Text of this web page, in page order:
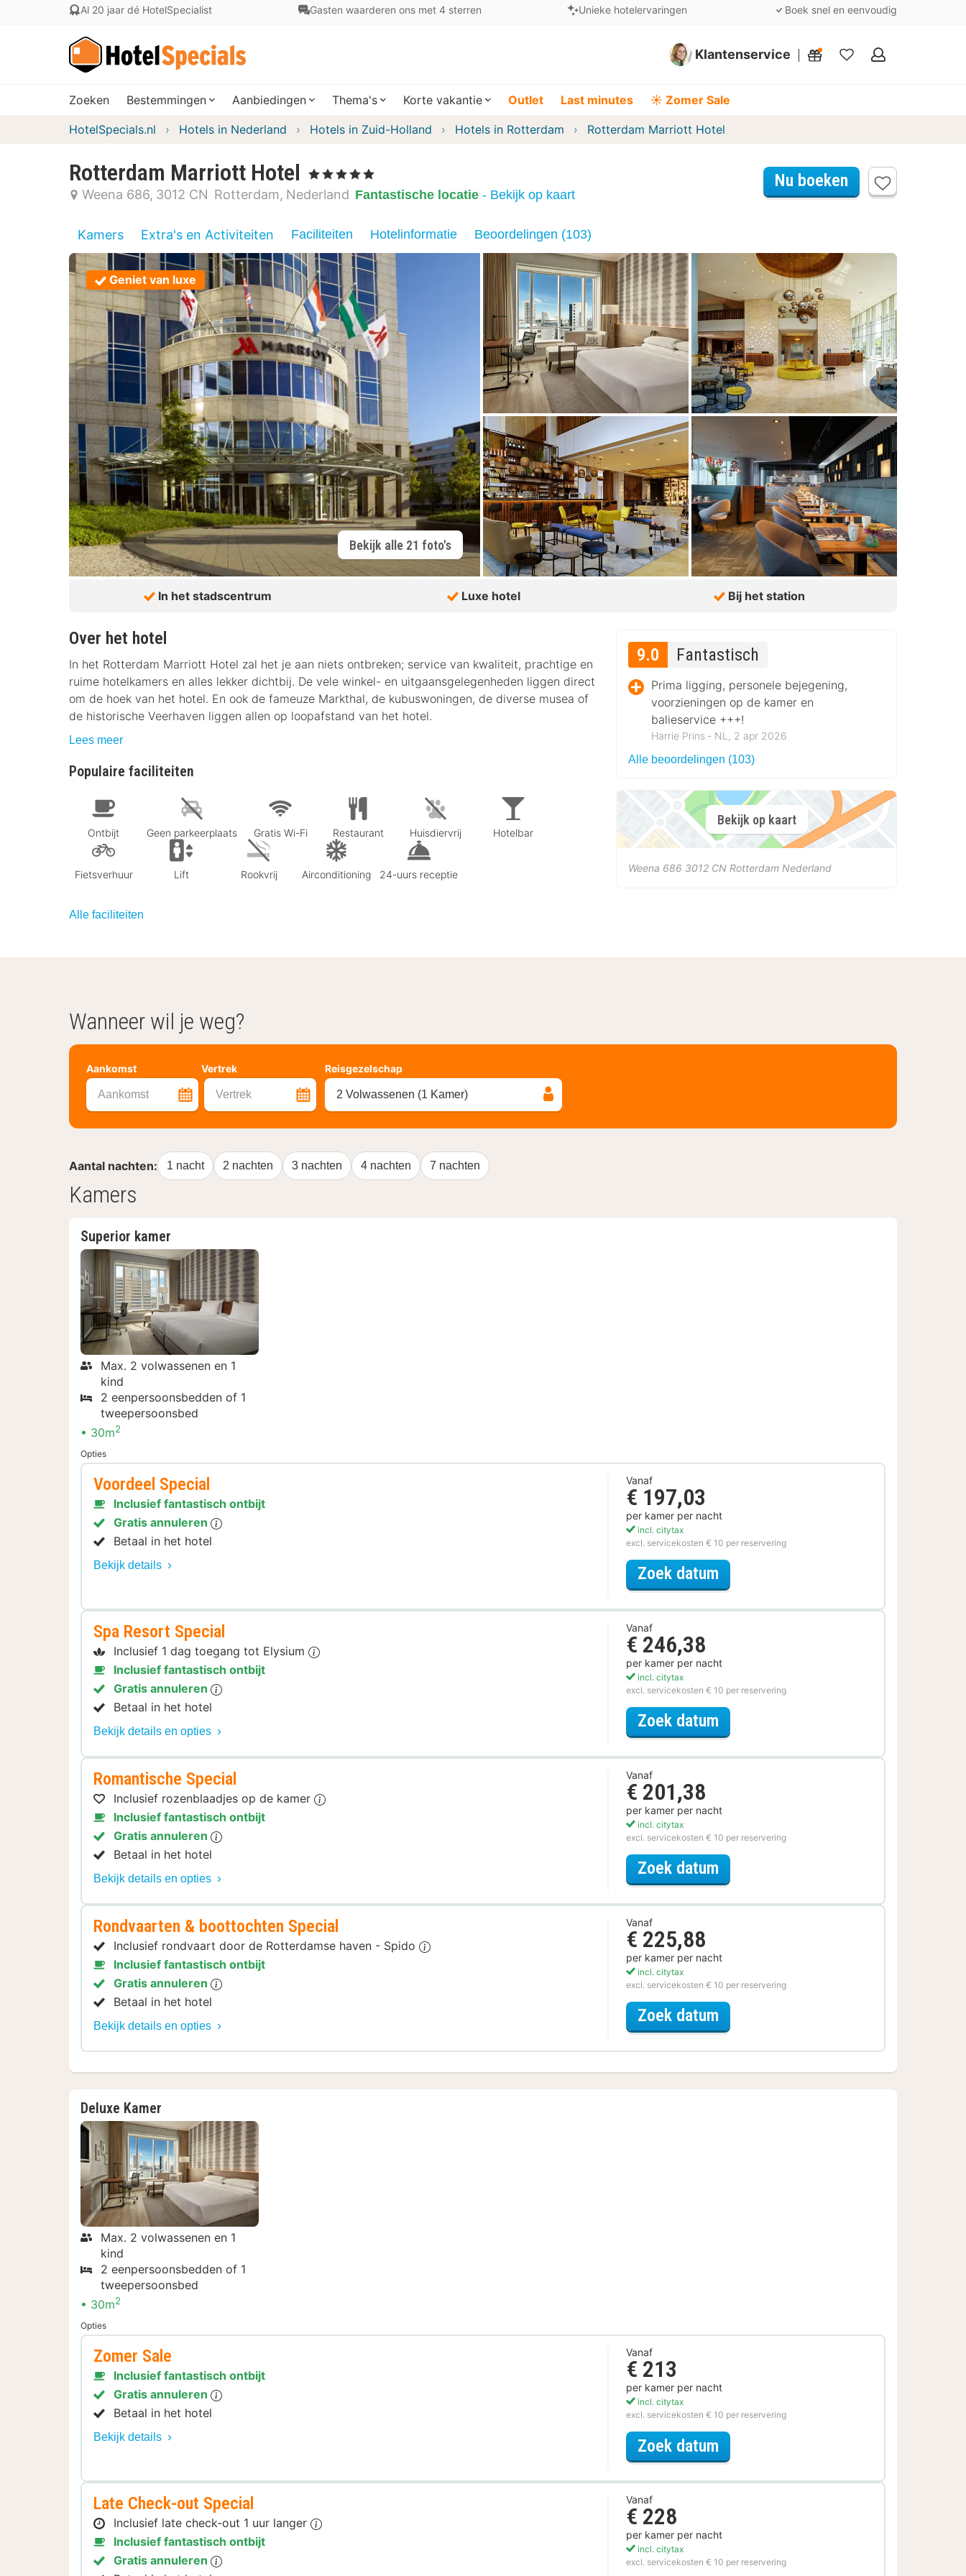
Al 20 jaar dé HotelSpecialist Gasten waarderen ons met 4 sterren Unieke hotelervaringen Boek snel en eenvoudig
Klantenservice
Mijn
Zoeken Bestemmingen Aanbiedingen Thema's Korte vakantie Outlet Last minutes ☀️ Zomer Sale
HotelSpecials.nl Hotels in Nederland Hotels in Zuid-Holland Hotels in Rotterdam Rotterdam Marriott Hotel
Rotterdam Marriott Hotel , 5 Sterren
Weena 686 3012 CN Rotterdam Nederland Fantastische locatie - Bekijk op kaart
Nu boeken
Kamers Extra's en Activiteiten Faciliteiten Hotelinformatie Beoordelingen (103)
Geniet van luxe
Bekijk alle 21 foto's
In het stadscentrum Luxe hotel Bij het station
Over het hotel
In het Rotterdam Marriott Hotel zal het je aan niets ontbreken; service van kwaliteit, prachtige en
ruime hotelkamers en alles lekker dichtbij. De vele winkel- en uitgaansgelegenheden liggen direct
om de hoek van het hotel. En ook de fameuze Markthal, de kubuswoningen, de diverse musea of
de historische Veerhaven liggen allen op loopafstand van het hotel.
Lees meer
Populaire faciliteiten
Ontbijt Geen parkeerplaats Gratis Wi-Fi Restaurant Huisdiervrij Hotelbar
Fietsverhuur Lift Rookvrij Airconditioning 24-uurs receptie
Alle faciliteiten
9.0 Fantastisch
Prima ligging, personele bejegening,
voorzieningen op de kamer en
balieservice +++!
Harrie Prins ‐ NL, 2 apr 2026
Alle beoordelingen (103)
Bekijk op kaart
Weena 686 3012 CN Rotterdam Nederland
Wanneer wil je weg?
Aankomst Vertrek
Aankomst Vertrek
Reisgezelschap
2 Volwassenen (1 Kamer)
Aantal nachten: 1 nacht 2 nachten 3 nachten 4 nachten 7 nachten
Kamers
Superior kamer
Max. 2 volwassenen en 1
kind
2 eenpersoonsbedden of 1
tweepersoonsbed
30m2
Opties
Voordeel Special
Inclusief fantastisch ontbijt
Gratis annuleren
Betaal in het hotel
Bekijk details
Vanaf
€ 197,03
per kamer per nacht
incl. citytax
excl. servicekosten € 10 per reservering
Zoek datum
Spa Resort Special
Inclusief 1 dag toegang tot Elysium
Inclusief fantastisch ontbijt
Gratis annuleren
Betaal in het hotel
Bekijk details en opties
Vanaf
€ 246,38
per kamer per nacht
incl. citytax
excl. servicekosten € 10 per reservering
Zoek datum
Romantische Special
Inclusief rozenblaadjes op de kamer
Inclusief fantastisch ontbijt
Gratis annuleren
Betaal in het hotel
Bekijk details en opties
Vanaf
€ 201,38
per kamer per nacht
incl. citytax
excl. servicekosten € 10 per reservering
Zoek datum
Rondvaarten & boottochten Special
Inclusief rondvaart door de Rotterdamse haven - Spido
Inclusief fantastisch ontbijt
Gratis annuleren
Betaal in het hotel
Bekijk details en opties
Vanaf
€ 225,88
per kamer per nacht
incl. citytax
excl. servicekosten € 10 per reservering
Zoek datum
Deluxe Kamer
Max. 2 volwassenen en 1
kind
2 eenpersoonsbedden of 1
tweepersoonsbed
30m2
Opties
Zomer Sale
Inclusief fantastisch ontbijt
Gratis annuleren
Betaal in het hotel
Bekijk details
Vanaf
€ 213
per kamer per nacht
incl. citytax
excl. servicekosten € 10 per reservering
Zoek datum
Late Check-out Special
Inclusief late check-out 1 uur langer
Inclusief fantastisch ontbijt
Gratis annuleren
Vanaf
€ 228
per kamer per nacht
incl. citytax
excl. servicekosten € 10 per reservering